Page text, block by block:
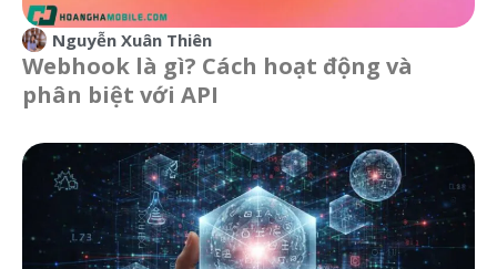
Nguyễn Xuân Thiên
Webhook là gì? Cách hoạt động và
phân biệt với API